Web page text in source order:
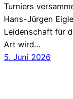
Turniers
Hans-Jürgen
Leidenschaft für
Art wird…
5. Juni 2026